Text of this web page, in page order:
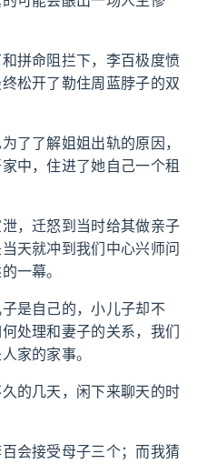
拼命阻拦下，李百极度愤
松开了勒住周蓝脖子的双
了了解姐姐出轨的原因，
中，住进了她自己一个租
，迁怒到当时给其做亲子
天就冲到我们中心兴师问
一幕。
是自己的，小儿子却不
处理和妻子的关系，我们
家的家事。
的几天，闲下来聊天的时
会接受母子三个；而我猜